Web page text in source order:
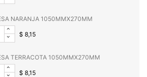
NARANJA 1050MMX270MM
$ 8,15
TERRACOTA 1050MMX270MM
$ 8,15